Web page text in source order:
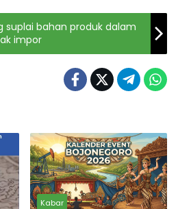
suplai bahan produk dalam
impor
Kabar